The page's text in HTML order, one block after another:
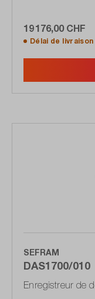
19 176,00 CHF
Délai de livraison
SEFRAM
DAS1700/010
Enregistreur de